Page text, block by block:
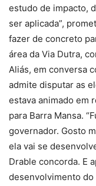
estudo de impacto,
ser aplicada”,
fazer de concreto
área da Via Dutra,
Aliás, em conversa
admite disputar as
estava animado em
para Barra Mansa.
governador. Gosto
ela vai se
Drable concorda. E
desenvolvimento do